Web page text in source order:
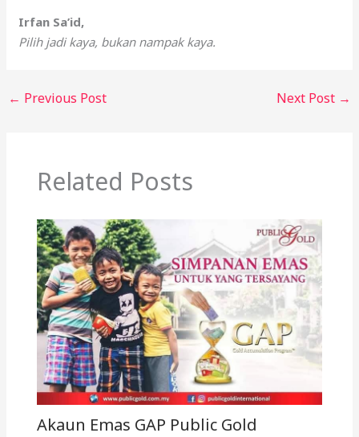
Irfan Sa’id,
Pilih jadi kaya, bukan nampak kaya.
← Previous Post Next Post →
Related Posts
Akaun Emas GAP Public Gold